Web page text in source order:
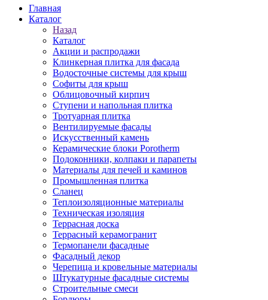
Главная
Каталог
Назад
Каталог
Акции и распродажи
Клинкерная плитка для фасада
Водосточные системы для крыш
Софиты для крыш
Облицовочный кирпич
Ступени и напольная плитка
Тротуарная плитка
Вентилируемые фасады
Искусственный камень
Керамические блоки Porotherm
Подоконники, колпаки и парапеты
Материалы для печей и каминов
Промышленная плитка
Сланец
Теплоизоляционные материалы
Техническая изоляция
Террасная доска
Террасный керамогранит
Термопанели фасадные
Фасадный декор
Черепица и кровельные материалы
Штукатурные фасадные системы
Строительные смеси